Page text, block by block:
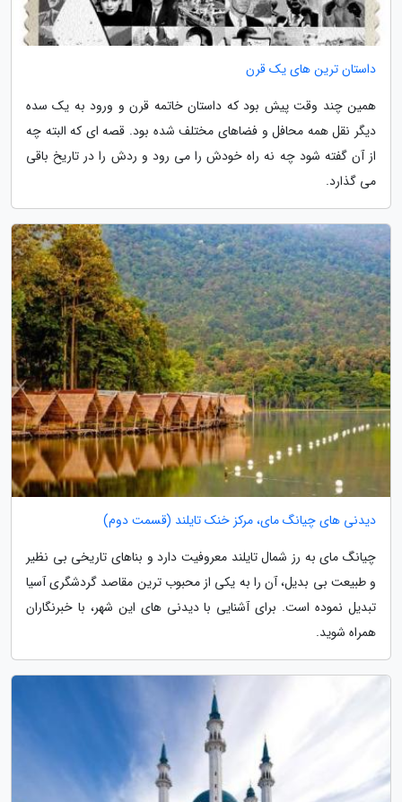
داستان ترین های یک قرن
همین چند وقت پیش بود که داستان خاتمه قرن و ورود به یک سده
دیگر نقل همه محافل و فضاهای مختلف شده بود. قصه ای که البته چه
از آن گفته شود چه نه راه خودش را می رود و ردش را در تاریخ باقی
می گذارد.
دیدنی های چیانگ مای، مرکز خنک تایلند (قسمت دوم)
چیانگ مای به رز شمال تایلند معروفیت دارد و بناهای تاریخی بی نظیر
و طبیعت بی بدیل، آن را به یکی از محبوب ترین مقاصد گردشگری آسیا
تبدیل نموده است. برای آشنایی با دیدنی های این شهر، با خبرنگاران
همراه شوید.